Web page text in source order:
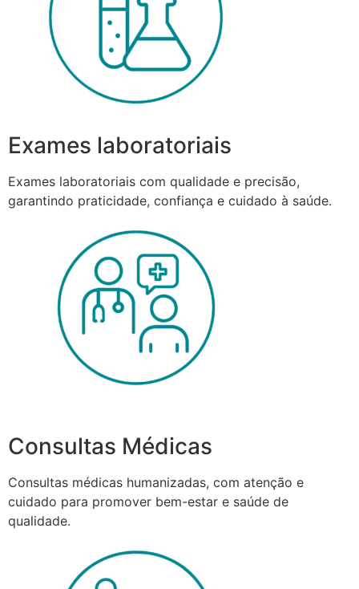
Exames laboratoriais
Exames laboratoriais com qualidade e precisão,
garantindo praticidade, confiança e cuidado à saúde.
Consultas Médicas
Consultas médicas humanizadas, com atenção e
cuidado para promover bem-estar e saúde de
qualidade.